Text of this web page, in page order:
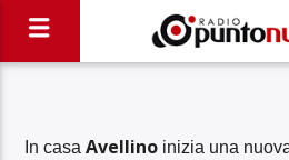
In casaAvellino inizia una